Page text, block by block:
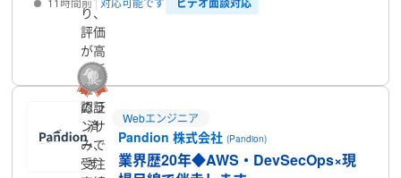
り、
評価
が高
く活
躍中
のラ
ンサ
ーで
す
Webエンジニア
Pandion 株式会社(Pandion)
業界歴20年◆AWS・DevSecOps×現
認証
済
み、
受注